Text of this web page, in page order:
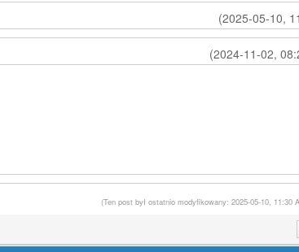
(2025-05-10,
(2024-11-02,
(Ten post był ostatnio modyfikowany: 2025-05-10, 11:30